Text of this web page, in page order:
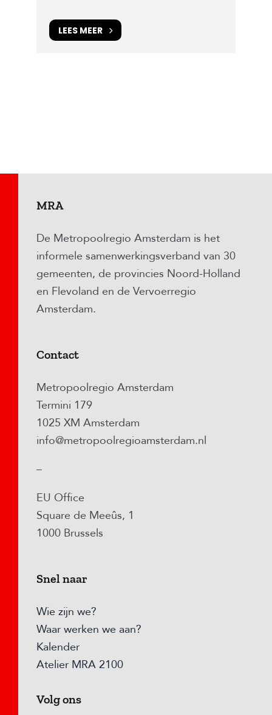
LEES MEER
MRA
De Metropoolregio Amsterdam is het
informele samenwerkingsverband van 30
gemeenten, de provincies Noord-Holland
en Flevoland en de Vervoerregio
Amsterdam.
Contact
Metropoolregio Amsterdam
Termini 179
1025 XM Amsterdam
info@metropoolregioamsterdam.nl
–
EU Office
Square de Meeûs, 1
1000 Brussels
Snel naar
Wie zijn we?
Waar werken we aan?
Kalender
Atelier MRA 2100
Volg ons